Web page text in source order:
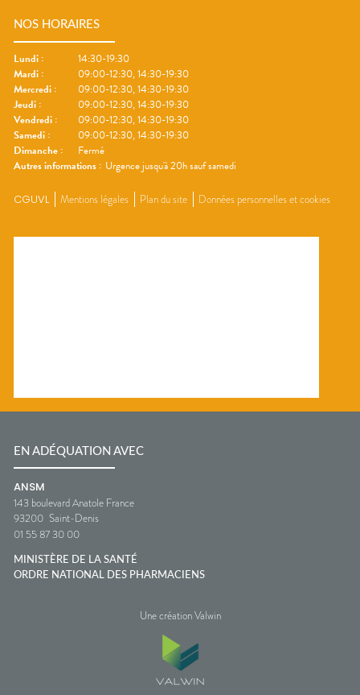
NOS HORAIRES
Lundi :
14:30-19:30
Mardi :
09:00-12:30, 14:30-19:30
Mercredi :
09:00-12:30, 14:30-19:30
Jeudi :
09:00-12:30, 14:30-19:30
Vendredi :
09:00-12:30, 14:30-19:30
Samedi :
09:00-12:30, 14:30-19:30
Dimanche :
Fermé
Autres informations : Urgence jusqu'à 20h sauf samedi
CGUVL Mentions légales Plan du site Données personnelles et cookies
EN ADÉQUATION AVEC
ANSM
143 boulevard Anatole France
93200 Saint-Denis
01 55 87 30 00
MINISTÈRE DE LA SANTÉ
ORDRE NATIONAL DES PHARMACIENS
Une création Valwin